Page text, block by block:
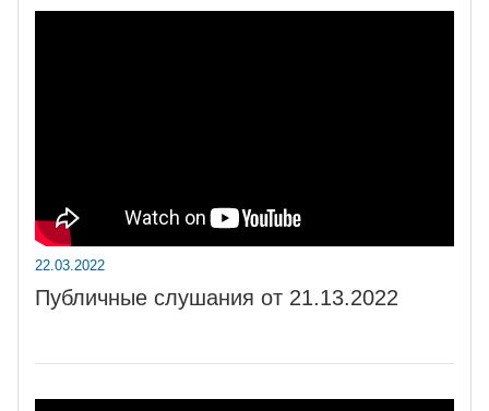
22.03.2022
Публичные слушания от 21.13.2022